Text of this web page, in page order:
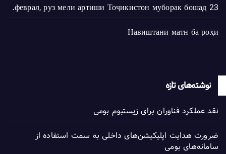
23 феврал, руз мели артиши Тоҷикистон муборак бошад.
Навиштани матн ба роҳи
نوشته‌های تازه
نقد عملکرد فناوران برای زیستبوم بومی
ضرورت هدایت اپلیکیشن‌های داخلی به سمت استفاده از
سامانه‌های بومی